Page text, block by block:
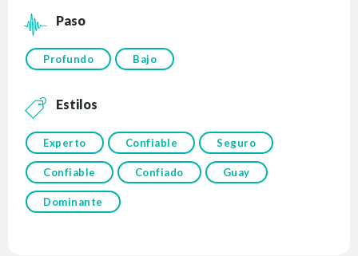
Paso
Profundo Bajo
Estilos
Experto Confiable Seguro
Confiable Confiado Guay
Dominante